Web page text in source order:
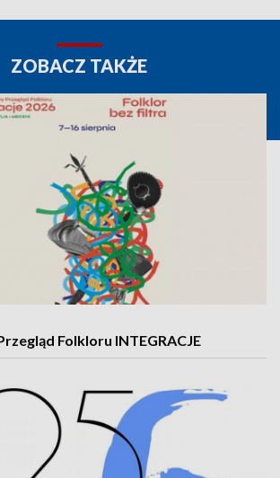
ZOBACZ TAKŻE
Folkloru INTEGRACJE